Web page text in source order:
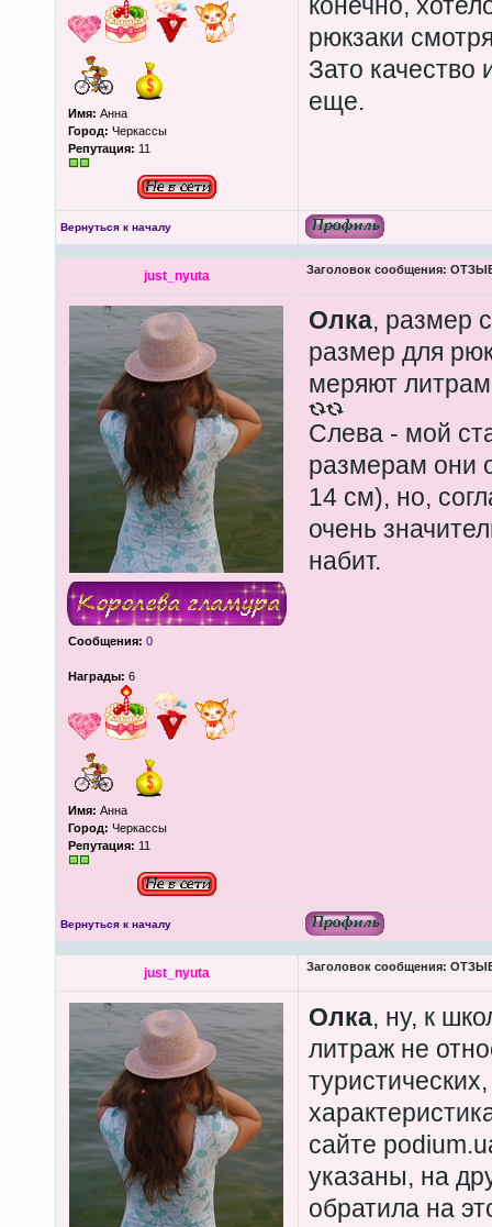
Имя: Анна
Город: Черкассы
Репутация: 11
рюкзаки
Зато качество
еще.
Вернуться к началу
just_nyuta Заголовок сообщения:
Сообщения: 0
Награды: 6
Имя: Анна
Город: Черкассы
Репутация: 11
Олка, размер
размер для
меряют
Слева - мой
размерам они
14 см), но,
очень
набит.
Вернуться к началу
just_nyuta Заголовок сообщения:
Олка, ну, к
литраж не
сайте
указаны, на
обратила на